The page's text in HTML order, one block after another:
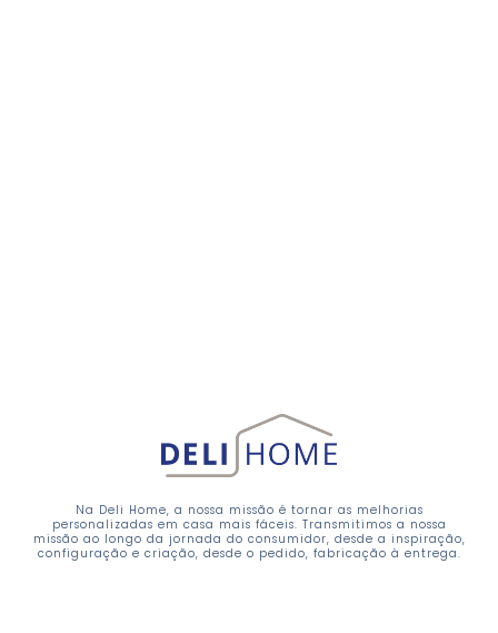
Na Deli Home, a nossa missão é tornar as melhorias
personalizadas em casa mais fáceis. Transmitimos a nossa
missão ao longo da jornada do consumidor, desde a inspiração,
configuração e criação, desde o pedido, fabricação à entrega.